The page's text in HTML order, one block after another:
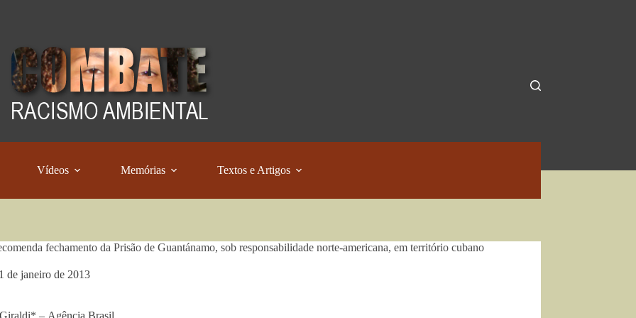
Vídeos Memórias Textos e Artigos
fechamento da Prisão de Guantánamo, sob responsabilidade norte-americana, em território cubano
de janeiro de 2013
– Agência Brasil